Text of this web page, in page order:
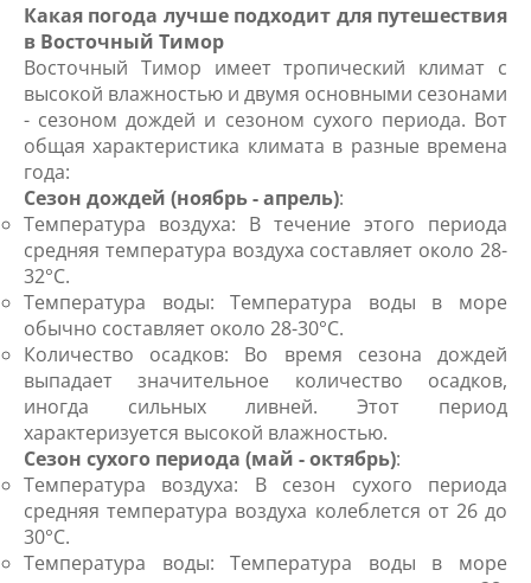
Какая погода лучше подходит для путешествия
в Восточный Тимор
Восточный Тимор имеет тропический климат с
высокой влажностью и двумя основными сезонами
- сезоном дождей и сезоном сухого периода. Вот
общая характеристика климата в разные времена
года:
Сезон дождей (ноябрь - апрель):
Температура воздуха: В течение этого периода
средняя температура воздуха составляет около 28-
32°C.
Температура воды: Температура воды в море
обычно составляет около 28-30°C.
Количество осадков: Во время сезона дождей
выпадает значительное количество осадков,
иногда сильных ливней. Этот период
характеризуется высокой влажностью.
Сезон сухого периода (май - октябрь):
Температура воздуха: В сезон сухого периода
средняя температура воздуха колеблется от 26 до
30°C.
Температура воды: Температура воды в море